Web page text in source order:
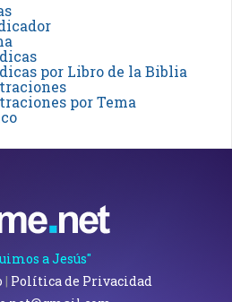
por Libro de la Biblia
por Tema
a Jesús"
| Política de Privacidad